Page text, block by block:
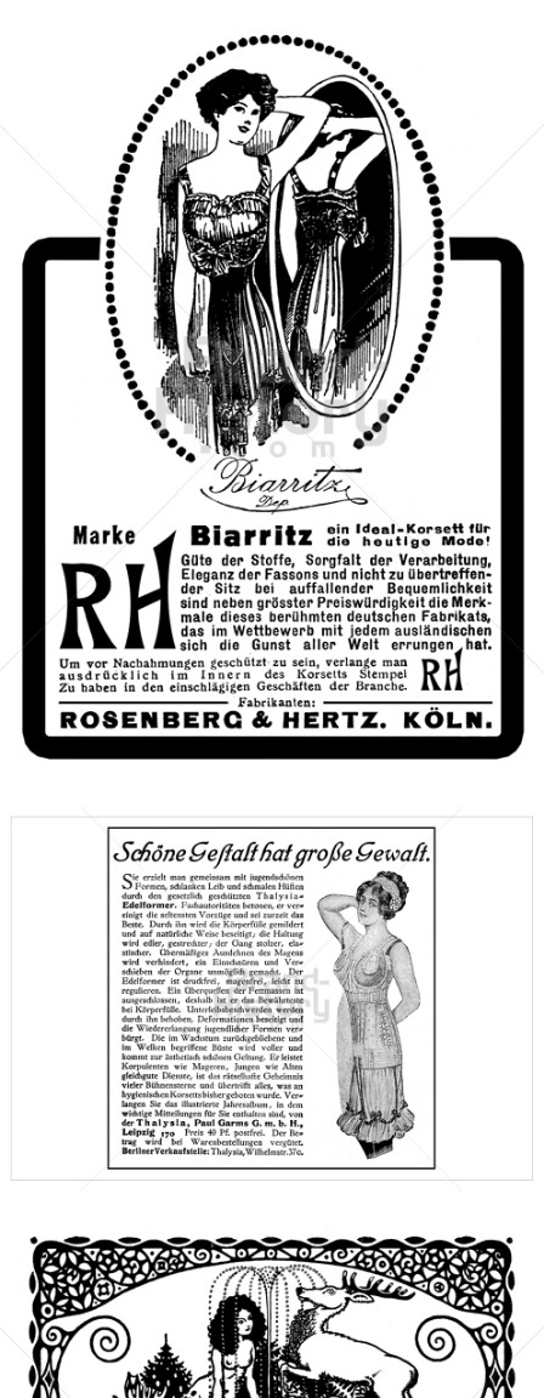
ROSENBERG & HERTZ, KÖLN
ROSENBERG & HERTZ, KÖLN
Bild-ID: 46506
Thalysia Paul Garms G. m. b. H., Leipzig